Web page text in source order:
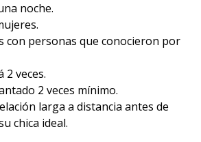
noche.
con personas que conocieron por
2 veces.
2 veces mínimo.
larga a distancia antes de
chica ideal.